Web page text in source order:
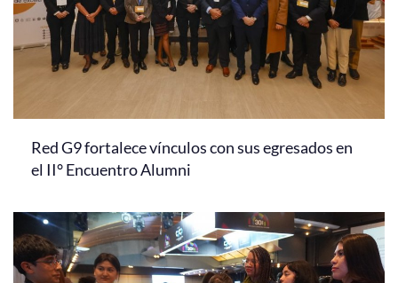
Red G9 fortalece vínculos con sus egresados en
el II° Encuentro Alumni